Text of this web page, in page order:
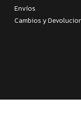
Envíos
Cambios y